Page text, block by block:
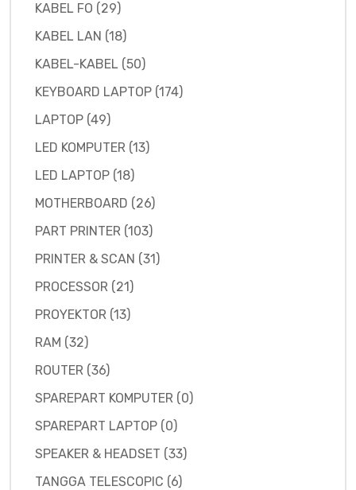
KABEL FO (29)
KABEL LAN (18)
KABEL-KABEL (50)
KEYBOARD LAPTOP (174)
LAPTOP (49)
LED KOMPUTER (13)
LED LAPTOP (18)
MOTHERBOARD (26)
PART PRINTER (103)
PRINTER & SCAN (31)
PROCESSOR (21)
PROYEKTOR (13)
RAM (32)
ROUTER (36)
SPAREPART KOMPUTER (0)
SPAREPART LAPTOP (0)
SPEAKER & HEADSET (33)
TANGGA TELESCOPIC (6)